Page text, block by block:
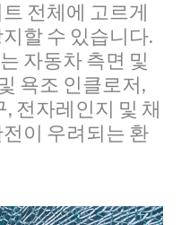
전체에 고르게
할 수 있습니다.
자동차 측면 및
욕조 인클로저,
전자레인지 및 채
이 우려되는 환